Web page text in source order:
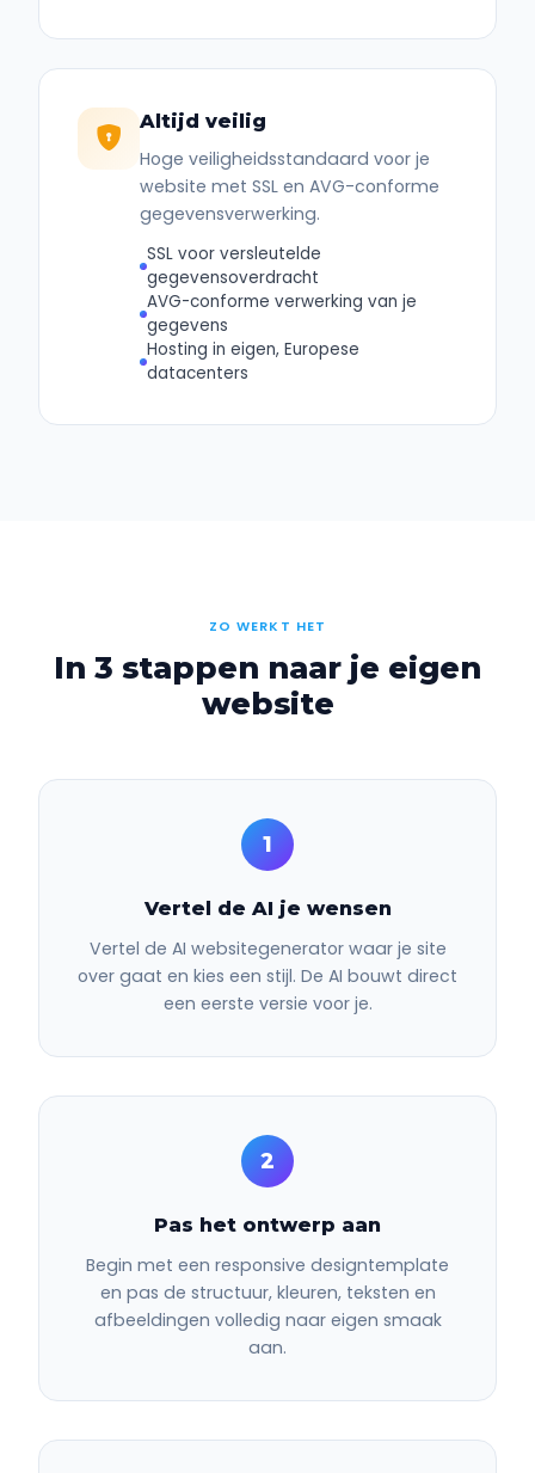
Altijd veilig
Hoge veiligheidsstandaard voor je
website met SSL en AVG-conforme
gegevensverwerking.
SSL voor versleutelde
gegevensoverdracht
AVG-conforme verwerking van je
gegevens
Hosting in eigen, Europese
datacenters
ZO WERKT HET
In 3 stappen naar je eigen
website
1
Vertel de AI je wensen
Vertel de AI websitegenerator waar je site
over gaat en kies een stijl. De AI bouwt direct
een eerste versie voor je.
2
Pas het ontwerp aan
Begin met een responsive designtemplate
en pas de structuur, kleuren, teksten en
afbeeldingen volledig naar eigen smaak
aan.